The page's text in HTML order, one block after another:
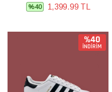
%40 1,399.99 TL
%40
İNDİRİM